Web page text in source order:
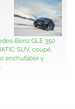
Benz GLE 350
SUV, coupé,
enchufable y